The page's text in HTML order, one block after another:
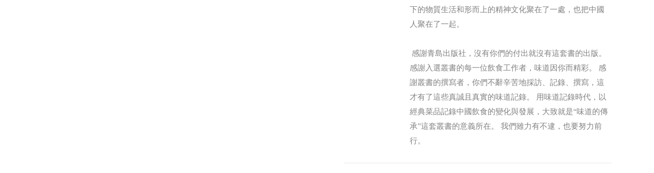
下的物質生活和形而上的精神文化聚在了一處，也把中國
人聚在了一起。
感謝青島出版社，沒有你們的付出就沒有這套書的出版。
感謝入選叢書的每一位飲食工作者，味道因你而精彩。 感
謝叢書的撰寫者，你們不辭辛苦地採訪、記錄、撰寫，這
才有了這些真誠且真實的味道記錄。 用味道記錄時代，以
經典菜品記錄中國飲食的變化與發展，大致就是“味道的傳
承”這套叢書的意義所在。 我們雖力有不逮，也要努力前
行。